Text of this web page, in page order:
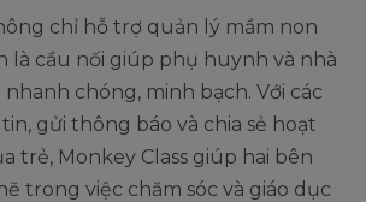
chỉ hỗ trợ quản lý mầm non
là cầu nối giúp phụ huynh và nhà
chóng, minh bạch. Với các
gửi thông báo và chia sẻ hoạt
trẻ, Monkey Class giúp hai bên
trong việc chăm sóc và giáo dục